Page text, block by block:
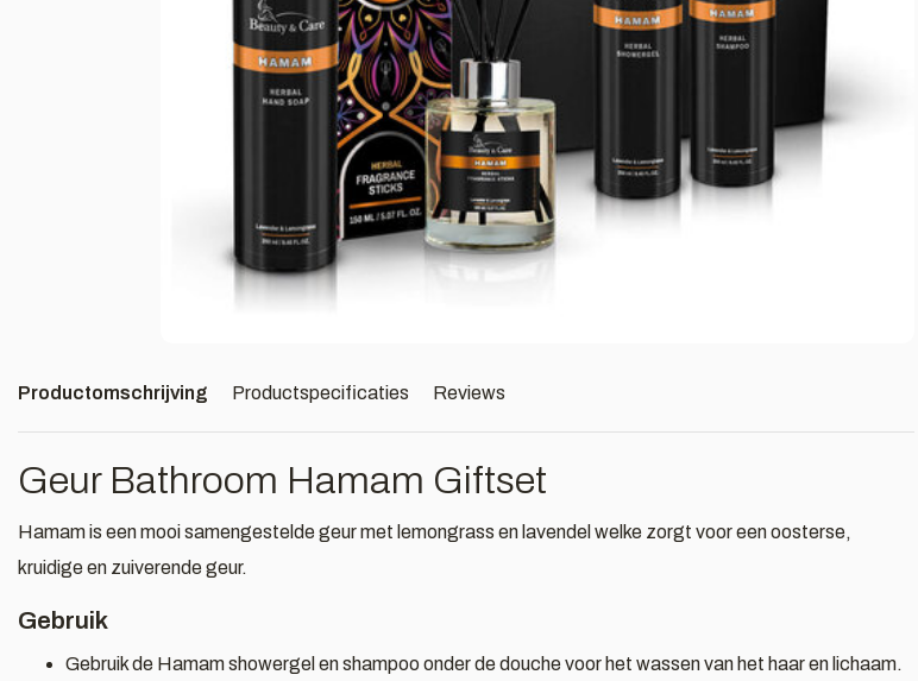
Productomschrijving Productspecificaties Reviews
Geur Bathroom Hamam Giftset
Hamam is een mooi samengestelde geur met lemongrass en lavendel welke zorgt voor een oosterse,
kruidige en zuiverende geur.
Gebruik
Gebruik de Hamam showergel en shampoo onder de douche voor het wassen van het haar en lichaam.